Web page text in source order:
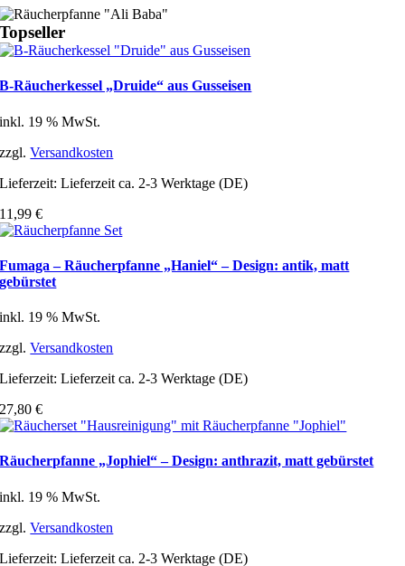
Topseller
B-Räucherkessel „Druide“ aus Gusseisen
inkl. 19 % MwSt.
zzgl.Versandkosten
Lieferzeit:Lieferzeit ca. 2-3 Werktage (DE)
11,99€
Fumaga – Räucherpfanne „Haniel“ – Design: antik, matt
gebürstet
inkl. 19 % MwSt.
zzgl.Versandkosten
Lieferzeit:Lieferzeit ca. 2-3 Werktage (DE)
27,80€
Räucherpfanne „Jophiel“ – Design: anthrazit, matt gebürstet
inkl. 19 % MwSt.
zzgl.Versandkosten
Lieferzeit:Lieferzeit ca. 2-3 Werktage (DE)